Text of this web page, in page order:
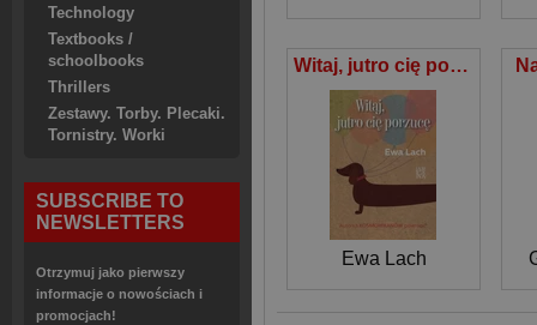
Technology
Textbooks /
schoolbooks
Thrillers
Zestawy. Torby. Plecaki.
Tornistry. Worki
SUBSCRIBE TO
NEWSLETTERS
Otrzymuj jako pierwszy
informacje o nowościach i
promocjach!
Witaj, jutro cię porzucę
Ewa Lach